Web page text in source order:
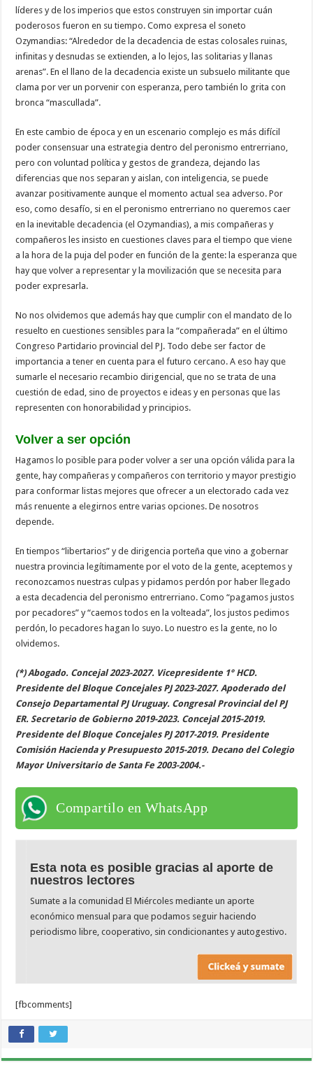
líderes y de los imperios que estos construyen sin importar cuán
poderosos fueron en su tiempo. Como expresa el soneto
Ozymandias: “Alrededor de la decadencia de estas colosales ruinas,
infinitas y desnudas se extienden, a lo lejos, las solitarias y llanas
arenas”. En el llano de la decadencia existe un subsuelo militante que
clama por ver un porvenir con esperanza, pero también lo grita con
bronca “mascullada”.
En este cambio de época y en un escenario complejo es más difícil
poder consensuar una estrategia dentro del peronismo entrerriano,
pero con voluntad política y gestos de grandeza, dejando las
diferencias que nos separan y aislan, con inteligencia, se puede
avanzar positivamente aunque el momento actual sea adverso. Por
eso, como desafío, si en el peronismo entrerriano no queremos caer
en la inevitable decadencia (el Ozymandias), a mis compañeras y
compañeros les insisto en cuestiones claves para el tiempo que viene
a la hora de la puja del poder en función de la gente: la esperanza que
hay que volver a representar y la movilización que se necesita para
poder expresarla.
No nos olvidemos que además hay que cumplir con el mandato de lo
resuelto en cuestiones sensibles para la “compañerada” en el último
Congreso Partidario provincial del PJ. Todo debe ser factor de
importancia a tener en cuenta para el futuro cercano. A eso hay que
sumarle el necesario recambio dirigencial, que no se trata de una
cuestión de edad, sino de proyectos e ideas y en personas que las
representen con honorabilidad y principios.
Volver a ser opción
Hagamos lo posible para poder volver a ser una opción válida para la
gente, hay compañeras y compañeros con territorio y mayor prestigio
para conformar listas mejores que ofrecer a un electorado cada vez
más renuente a elegirnos entre varias opciones. De nosotros
depende.
En tiempos “libertarios” y de dirigencia porteña que vino a gobernar
nuestra provincia legítimamente por el voto de la gente, aceptemos y
reconozcamos nuestras culpas y pidamos perdón por haber llegado
a esta decadencia del peronismo entrerriano. Como “pagamos justos
por pecadores” y “caemos todos en la volteada”, los justos pedimos
perdón, lo pecadores hagan lo suyo. Lo nuestro es la gente, no lo
olvidemos.
(*) Abogado. Concejal 2023-2027. Vicepresidente 1° HCD.
Presidente del Bloque Concejales PJ 2023-2027. Apoderado del
Consejo Departamental PJ Uruguay. Congresal Provincial del PJ
ER. Secretario de Gobierno 2019-2023. Concejal 2015-2019.
Presidente del Bloque Concejales PJ 2017-2019. Presidente
Comisión Hacienda y Presupuesto 2015-2019. Decano del Colegio
Mayor Universitario de Santa Fe 2003-2004.-
Compartilo en WhatsApp
Esta nota es posible gracias al aporte de
nuestros lectores
Sumate a la comunidad El Miércoles mediante un aporte
económico mensual para que podamos seguir haciendo
periodismo libre, cooperativo, sin condicionantes y autogestivo.
[fbcomments]